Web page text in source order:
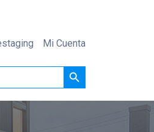
Mi Cuenta
Botón de búsqueda